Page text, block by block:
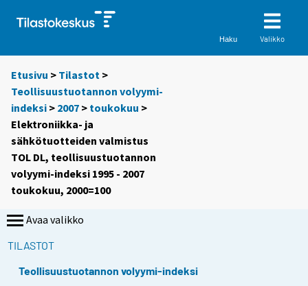
Haku Valikko
Etusivu > Tilastot >
Teollisuustuotannon volyymi-
indeksi > 2007 > toukokuu >
Elektroniikka- ja
sähkötuotteiden valmistus
TOL DL, teollisuustuotannon
volyymi-indeksi 1995 - 2007
toukokuu, 2000=100
Avaa valikko
TILASTOT
Teollisuustuotannon volyymi-indeksi